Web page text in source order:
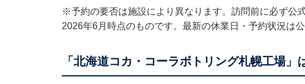
※予約の要否は施設により異なります。訪問前に必ず公
2026年6月時点のものです。最新の休業日・予約状況は
「北海道コカ・コーラボトリング札幌工場」